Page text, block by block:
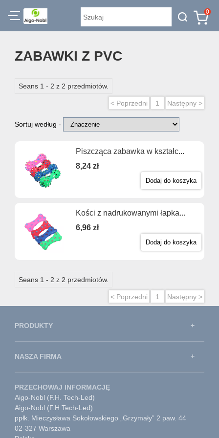
0
ZABAWKI Z PVC
Seans 1 - 2 z 2 przedmiotów.
< Poprzedni 1 Następny >
Sortuj według -
Piszcząca zabawka w kształc...
8,24 zł
Dodaj do koszyka
Kości z nadrukowanymi łapka...
6,96 zł
Dodaj do koszyka
Seans 1 - 2 z 2 przedmiotów.
< Poprzedni 1 Następny >
PRODUKTY
NASZA FIRMA
PRZECHOWAJ INFORMACJĘ
Aigo-Nobl (F.H. Tech-Led)
Aigo-Nobl (F.H Tech-Led)
ppłk. Mieczysława Sokołowskiego „Grzymały” 2 paw. 44
02-327 Warszawa